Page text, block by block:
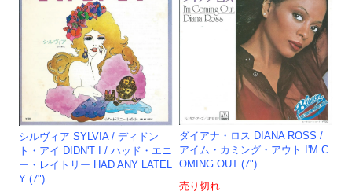
シルヴィア SYLVIA / ディドン
ト・アイ DIDN'T I / ハッド・エニ
ー・レイトリー HAD ANY LATEL
Y (7")
ダイアナ・ロス DIANA ROSS /
アイム・カミング・アウト I'M C
OMING OUT (7")
売り切れ